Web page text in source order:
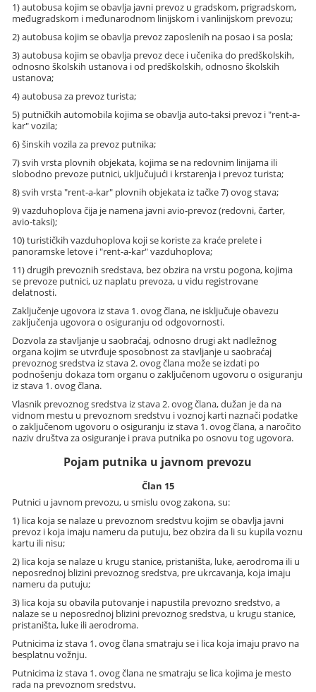
1) autobusa kojim se obavlja javni prevoz u gradskom, prigradskom,
međugradskom i međunarodnom linijskom i vanlinijskom prevozu;
2) autobusa kojim se obavlja prevoz zaposlenih na posao i sa posla;
3) autobusa kojim se obavlja prevoz dece i učenika do predškolskih,
odnosno školskih ustanova i od predškolskih, odnosno školskih
ustanova;
4) autobusa za prevoz turista;
5) putničkih automobila kojima se obavlja auto-taksi prevoz i "rent-a-
kar" vozila;
6) šinskih vozila za prevoz putnika;
7) svih vrsta plovnih objekata, kojima se na redovnim linijama ili
slobodno prevoze putnici, uključujući i krstarenja i prevoz turista;
8) svih vrsta "rent-a-kar" plovnih objekata iz tačke 7) ovog stava;
9) vazduhoplova čija je namena javni avio-prevoz (redovni, čarter,
avio-taksi);
10) turističkih vazduhoplova koji se koriste za kraće prelete i
panoramske letove i "rent-a-kar" vazduhoplova;
11) drugih prevoznih sredstava, bez obzira na vrstu pogona, kojima
se prevoze putnici, uz naplatu prevoza, u vidu registrovane
delatnosti.
Zaključenje ugovora iz stava 1. ovog člana, ne isključuje obavezu
zaključenja ugovora o osiguranju od odgovornosti.
Dozvola za stavljanje u saobraćaj, odnosno drugi akt nadležnog
organa kojim se utvrđuje sposobnost za stavljanje u saobraćaj
prevoznog sredstva iz stava 2. ovog člana može se izdati po
podnošenju dokaza tom organu o zaključenom ugovoru o osiguranju
iz stava 1. ovog člana.
Vlasnik prevoznog sredstva iz stava 2. ovog člana, dužan je da na
vidnom mestu u prevoznom sredstvu i voznoj karti naznači podatke
o zaključenom ugovoru o osiguranju iz stava 1. ovog člana, a naročito
naziv društva za osiguranje i prava putnika po osnovu tog ugovora.
Pojam putnika u javnom prevozu
Član 15
Putnici u javnom prevozu, u smislu ovog zakona, su:
1) lica koja se nalaze u prevoznom sredstvu kojim se obavlja javni
prevoz i koja imaju nameru da putuju, bez obzira da li su kupila voznu
kartu ili nisu;
2) lica koja se nalaze u krugu stanice, pristaništa, luke, aerodroma ili u
neposrednoj blizini prevoznog sredstva, pre ukrcavanja, koja imaju
nameru da putuju;
3) lica koja su obavila putovanje i napustila prevozno sredstvo, a
nalaze se u neposrednoj blizini prevoznog sredstva, u krugu stanice,
pristaništa, luke ili aerodroma.
Putnicima iz stava 1. ovog člana smatraju se i lica koja imaju pravo na
besplatnu vožnju.
Putnicima iz stava 1. ovog člana ne smatraju se lica kojima je mesto
rada na prevoznom sredstvu.